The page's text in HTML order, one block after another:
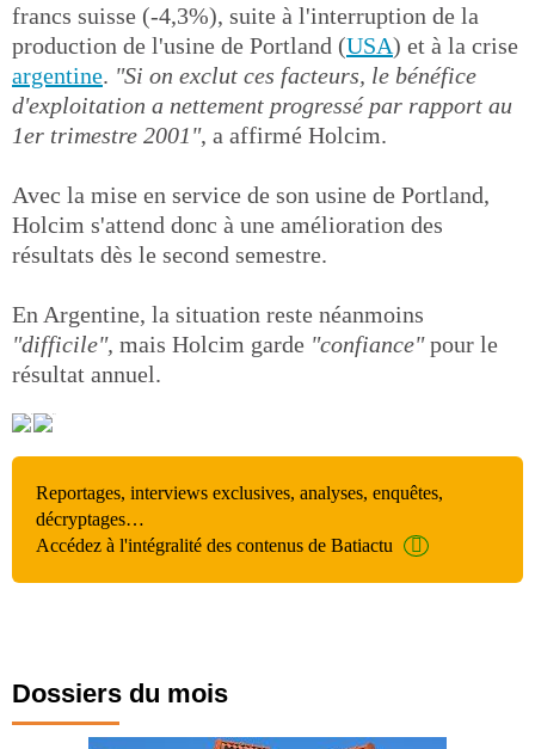
francs suisse (-4,3%), suite à l'interruption de la
production de l'usine de Portland (USA) et à la crise
argentine. "Si on exclut ces facteurs, le bénéfice
d'exploitation a nettement progressé par rapport au
1er trimestre 2001", a affirmé Holcim.
Avec la mise en service de son usine de Portland,
Holcim s'attend donc à une amélioration des
résultats dès le second semestre.
En Argentine, la situation reste néanmoins
"difficile", mais Holcim garde "confiance"pour le
résultat annuel.
Reportages, interviews exclusives, analyses, enquêtes,
décryptages…
Accédez à l'intégralité des contenus de Batiactu
Dossiers du mois